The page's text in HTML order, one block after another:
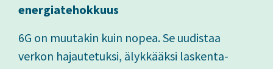
energiatehokkuus
6G on muutakin kuin nopea. Se uudistaa
verkon hajautetuksi, älykkääksi laskenta-